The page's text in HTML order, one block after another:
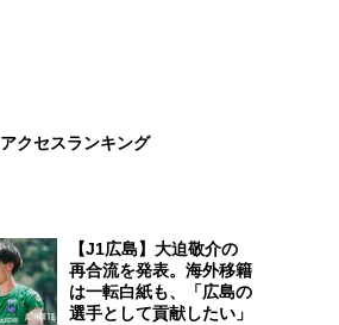
アクセスランキング
【J1広島】大迫敬介の
再合流を発表。海外移籍
は一転白紙も、「広島の
選手として貢献したい」